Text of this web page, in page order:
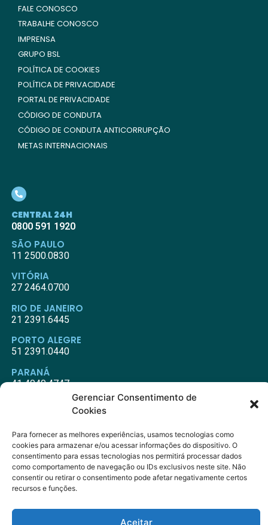
Gerenciar Consentimento de
Cookies
Para fornecer as melhores experiências, usamos tecnologias como
cookies para armazenar e/ou acessar informações do dispositivo. O
consentimento para essas tecnologias nos permitirá processar dados
como comportamento de navegação ou IDs exclusivos neste site. Não
consentir ou retirar o consentimento pode afetar negativamente certos
recursos e funções.
Aceitar
FALE CONOSCO
TRABALHE CONOSCO
IMPRENSA
GRUPO BSL
POLÍTICA DE COOKIES
POLÍTICA DE PRIVACIDADE
PORTAL DE PRIVACIDADE
CÓDIGO DE CONDUTA
CÓDIGO DE CONDUTA ANTICORRUPÇÃO
METAS INTERNACIONAIS
CENTRAL 24H
0800 591 1920
SÃO PAULO
11 2500.0830
VITÓRIA
27 2464.0700
RIO DE JANEIRO
21 2391.6445
PORTO ALEGRE
51 2391.0440
PARANÁ
41 4040.4747
Redes sociais